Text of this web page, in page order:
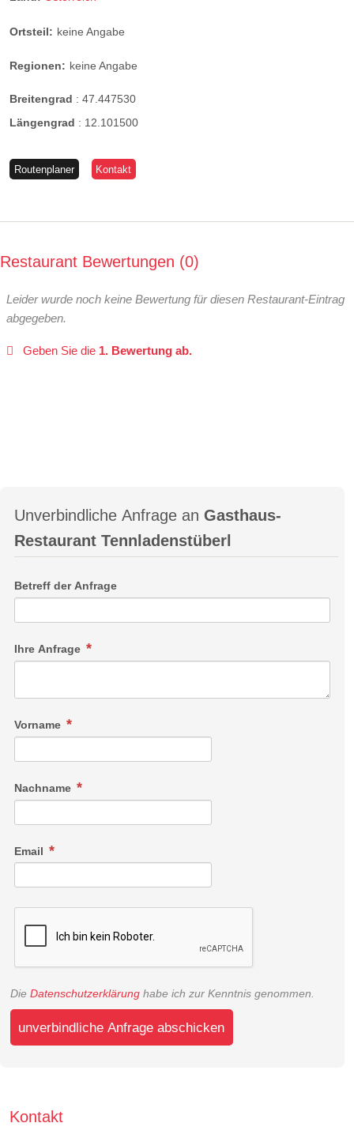
Ortsteil: keine Angabe
Regionen: keine Angabe
Breitengrad : 47.447530
Längengrad : 12.101500
Routenplaner Kontakt
Restaurant Bewertungen 0
Leider wurde noch keine Bewertung für diesen Restaurant-Eintrag
abgegeben.
Geben Sie die 1. Bewertung ab.
Unverbindliche Anfrage an Gasthaus-
Restaurant Tennladenstüberl
Betreff der Anfrage
Ihre Anfrage
Vorname
Nachname
Email
Die Datenschutzerklärung habe ich zur Kenntnis genommen.
unverbindliche Anfrage abschicken
Kontakt